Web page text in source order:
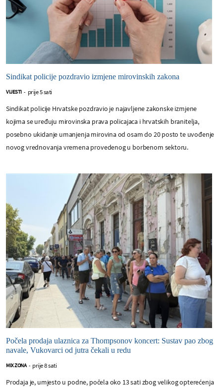
Sindikat policije pozdravio izmjene mirovinskih zakona
VIJESTI - prije 5 sati
Sindikat policije Hrvatske pozdravio je najavljene zakonske izmjene
kojima se uređuju mirovinska prava policajaca i hrvatskih branitelja,
posebno ukidanje umanjenja mirovina od osam do 20 posto te uvođenje
novog vrednovanja vremena provedenog u borbenom sektoru.
Počela prodaja ulaznica za Thompsonov koncert: Sustav pao zbog
navale, Vukovarci od jutra čekali u redu
MIX ZONA - prije 8 sati
Prodaja je, umjesto u podne, počela oko 13 sati zbog velikog opterećenja